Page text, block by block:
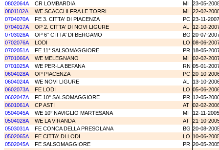
0802064A
CR LOMBARDIA MI
23-05-
0801102A
WE SCACCHI FRA LE TORRI MI
22-02-
0704070A
FE 3. CITTA' DI PIACENZA PC 23-11-2007
0704017A
OP 2. CITTA' DI NOVI LIGURE AL
12-10-
0703026A
OP 6° CITTA' DI BERGAMO BG 20-07-
0702076A
LODI LO 08-06-
0702051A
FE 11° SALSOMAGGIORE PR 18-05-
0701066A
WE MELEGNANO MI
02-02-
0701025A
WE PER-LA BEFANA RN 05-01-
0604028A
OP PIACENZA PC 20-10-
0604024A
WE NOVI LIGURE AL
13-10-
0602073A
FE LODI LO 05-06-
0602047A
FE 10° SALSOMAGGIORE PR 12-05-
0601061A
CP ASTI AT 02-02-
0504045A
WE 10° NAVIGLIO MARTESANA MI
12-11-2005
0504028A
WE LA VIRANDA AT 21-10-
0503031A
FE CONCA DELLA PRESOLANA BG 20-08-
0502065A
FE CITTA' DI LODI LO 10-06-
0502045A
FE SALSOMAGGIORE PR 20-05-